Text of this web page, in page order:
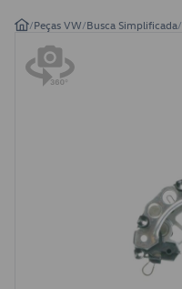
/Peças VW/Busca Simplificada/